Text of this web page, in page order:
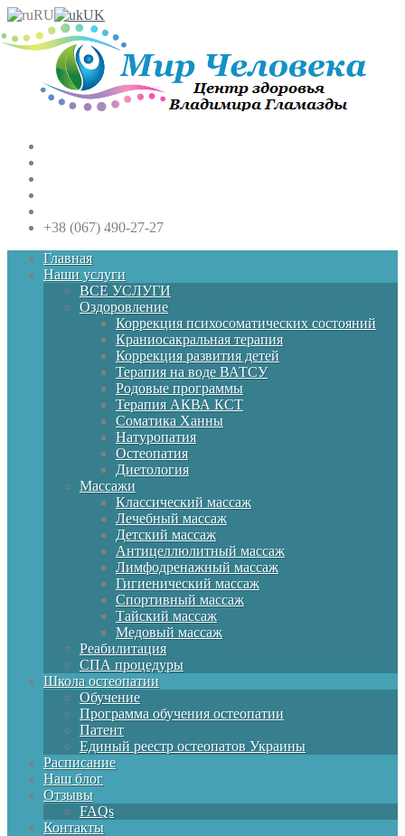
RU UK
+38 (067) 490-27-27
Главная
Наши услуги
ВСЕ УСЛУГИ
Оздоровление
Коррекция психосоматических состояний
Краниосакральная терапия
Коррекция развития детей
Терапия на воде ВАТСУ
Родовые программы
Терапия АКВА КСТ
Соматика Ханны
Натуропатия
Остеопатия
Диетология
Массажи
Классический массаж
Лечебный массаж
Детский массаж
Антицеллюлитный массаж
Лимфодренажный массаж
Гигиенический массаж
Спортивный массаж
Тайский массаж
Медовый массаж
Реабилитация
СПА процедуры
Школа остеопатии
Обучение
Программа обучения остеопатии
Патент
Единый реестр остеопатов Украины
Расписание
Наш блог
Отзывы
FAQs
Контакты